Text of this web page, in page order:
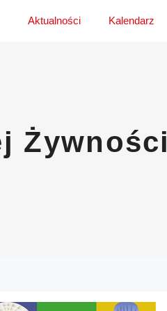
Aktualności Kalendarz
Żywności